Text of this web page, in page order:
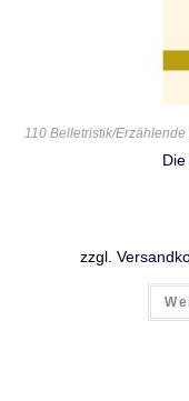
110 Belletristik/Erzählende
zzgl.